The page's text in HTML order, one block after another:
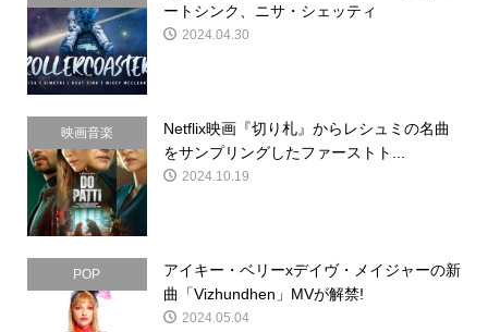
ートシンク、ニサ・シェッティ
2024.04.30
映画音楽
Netflix映画『切り札』からレシュミの名曲
をサンプリングしたファーストト...
2024.10.19
POP
アイキー・ベリーxデイヴ・メイジャーの新
曲「Vizhundhen」MVが解禁!
2024.05.04